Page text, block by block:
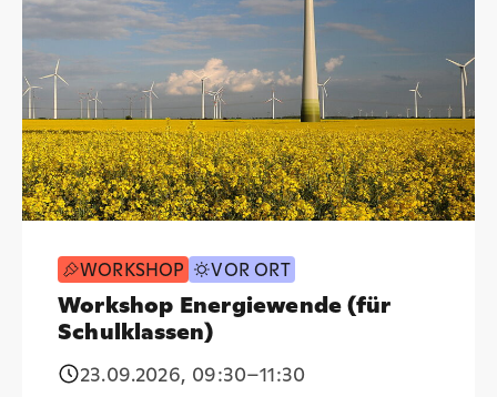
WORKSHOP VOR ORT
Workshop Energiewende (für
Schulklassen)
23.09.2026, 09:30–11:30